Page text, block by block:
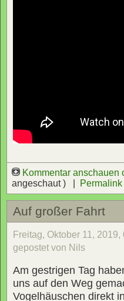
Kommentar anschauen
angeschaut ) |
Permalink
Auf großer Fahrt
Freitag, Oktober 11, 2019,
gepostet von Nils
Am gestrigen Tag
uns auf den Weg
Vogelhäuschen direkt